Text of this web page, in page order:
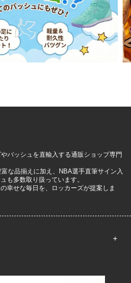
バッシュを直輸入する通販ショップ専門
な品揃えに加え、NBA選手直筆サイン入
も多数取り扱っています。
幸せな毎日を、ロッカーズが提案しま